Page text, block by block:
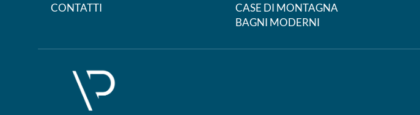
CONTATTI
CASE DI MONTAGNA
BAGNI MODERNI